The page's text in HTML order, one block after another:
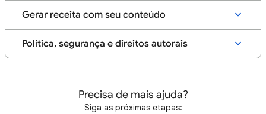
Gerar receita com seu conteúdo
Política, segurança e direitos autorais
Precisa de mais ajuda?
Siga as próximas etapas: